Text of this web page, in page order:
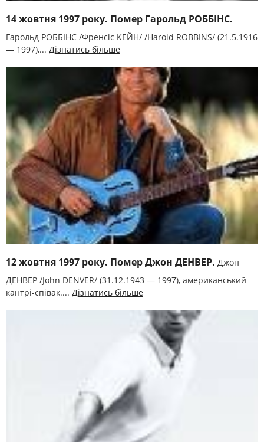
14 жовтня 1997 року. Помер Гарольд РОББІНС.
Гарольд РОББІНС /Френсіс КЕЙН/ /Harold ROBBINS/ (21.5.1916
— 1997),... Дізнатись більше
12 жовтня 1997 року. Помер Джон ДЕНВЕР. Джон
ДЕНВЕР /John DENVER/ (31.12.1943 — 1997), американський
кантрі-співак.... Дізнатись більше